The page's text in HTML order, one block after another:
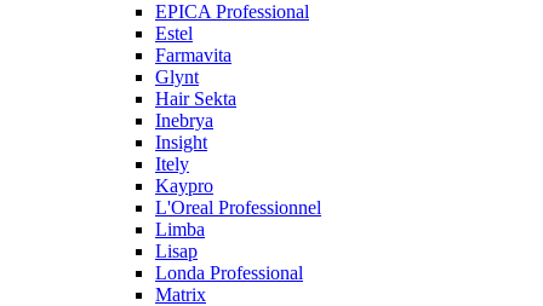
EPICA Professional
Estel
Farmavita
Glynt
Hair Sekta
Inebrya
Insight
Itely
Kaypro
L'Oreal Professionnel
Limba
Lisap
Londa Professional
Matrix